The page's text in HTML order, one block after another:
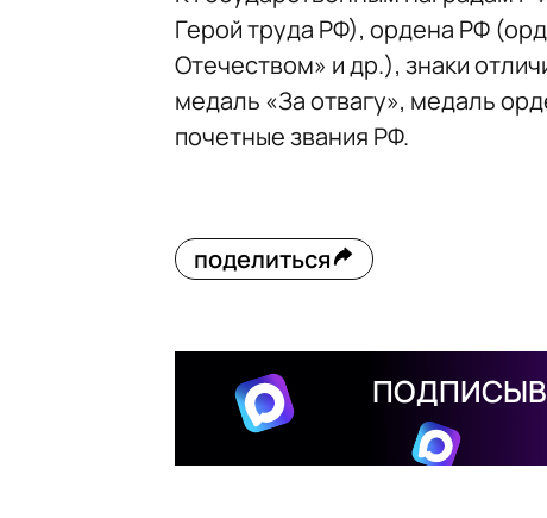
Герой труда РФ), ордена РФ
Отечеством» и др.), знаки
медаль «За отвагу», медаль
почетные звания РФ.
поделиться